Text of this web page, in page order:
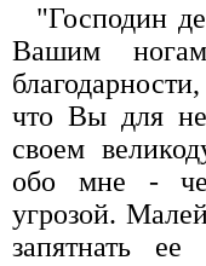
"Господин
Вашим
что Вы для
своем
обо мне -
угрозой.
запятнать